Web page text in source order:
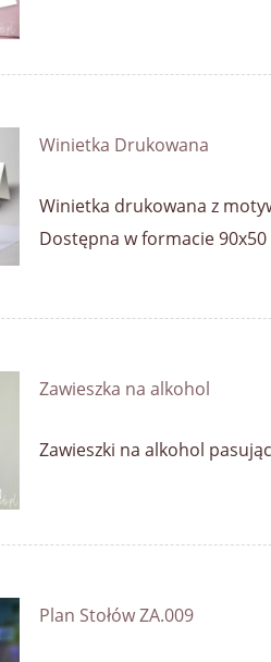
Winietka Drukowana
Winietka drukowana z
Dostępna w formacie 90x50
Zawieszka na alkohol
Zawieszki na alkohol
Plan Stołów ZA.009